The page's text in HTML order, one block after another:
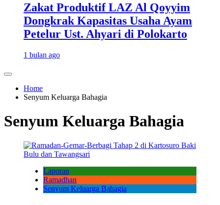
Zakat Produktif LAZ Al Qoyyim
Dongkrak Kapasitas Usaha Ayam
Petelur Ust. Ahyari di Polokarto
1 bulan ago
Home
Senyum Keluarga Bahagia
Senyum Keluarga Bahagia
Laporan
Ramadhan
Senyum Keluarga Bahagia